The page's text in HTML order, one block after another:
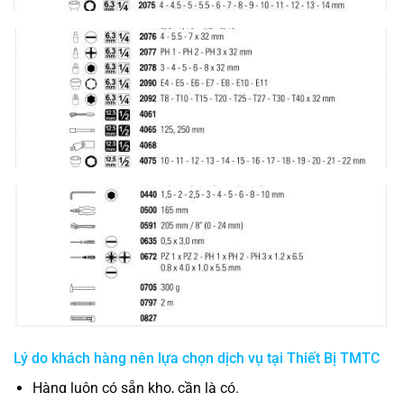
Lý do khách hàng nên lựa chọn dịch vụ tại Thiết Bị TMTC
Hàng luôn có sẵn kho, cần là có.